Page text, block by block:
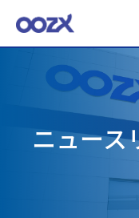
ニュース